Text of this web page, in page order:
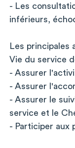
- Les
inférieurs,
Les principales
Vie du service
- Assurer
- Assurer
- Assurer le
service et le
- Participer aux